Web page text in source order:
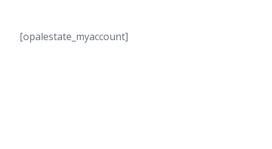
[opalestate_myaccount]